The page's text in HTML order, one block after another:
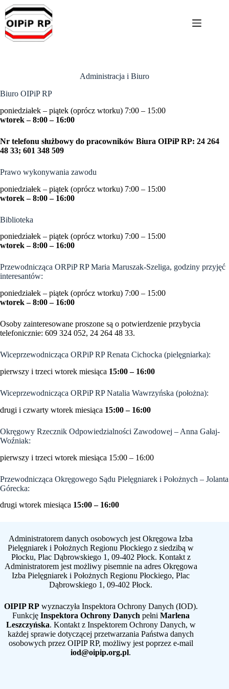
Przejdź
do
treści
Administracja i Biuro
Biuro OIPiP RP
poniedziałek – piątek (oprócz wtorku) 7:00 – 15:00
wtorek – 8:00 – 16:00
Nr telefonu służbowy do pracowników Biura OIPiP RP: 24 264
48 33; 601 348 509
Prawo wykonywania zawodu
poniedziałek – piątek (oprócz wtorku) 7:00 – 15:00
wtorek – 8:00 – 16:00
Biblioteka
poniedziałek – piątek (oprócz wtorku) 7:00 – 15:00
wtorek – 8:00 – 16:00
Przewodnicząca ORPiP RP Maria Maruszak-Szeliga, godziny przyjęć
interesantów:
poniedziałek – piątek (oprócz wtorku) 7:00 – 15:00
wtorek – 8:00 – 16:00
Osoby zainteresowane proszone są o potwierdzenie przybycia
telefonicznie: 609 324 052, 24 264 48 33.
Wiceprzewodnicząca ORPiP RP Renata Cichocka (pielęgniarka):
pierwszy i trzeci wtorek miesiąca 15:00 – 16:00
Wiceprzewodnicząca ORPiP RP Natalia Wawrzyńska (położna):
drugi i czwarty wtorek miesiąca 15:00 – 16:00
Okręgowy Rzecznik Odpowiedzialności Zawodowej – Anna Gałaj-
Woźniak:
pierwszy i trzeci wtorek miesiąca 15:00 – 16:00
Przewodnicząca Okręgowego Sądu Pielęgniarek i Położnych – Jolanta
Górecka:
drugi wtorek miesiąca 15:00 – 16:00
Administratorem danych osobowych jest Okręgowa Izba
Pielęgniarek i Położnych Regionu Płockiego z siedzibą w
Płocku, Plac Dąbrowskiego 1, 09-402 Płock. Kontakt z
Administratorem jest możliwy pisemnie na adres Okręgowa
Izba Pielęgniarek i Położnych Regionu Płockiego, Plac
Dąbrowskiego 1, 09-402 Płock.
OIPIP RPwyznaczyła Inspektora Ochrony Danych (IOD).
Funkcję Inspektora Ochrony Danych pełni Marlena
Leszczyńska. Kontakt z Inspektorem Ochrony Danych, w
każdej sprawie dotyczącej przetwarzania Państwa danych
osobowych przez OIPIP RP, możliwy jest poprzez e-mail
iod@oipip.org.pl.